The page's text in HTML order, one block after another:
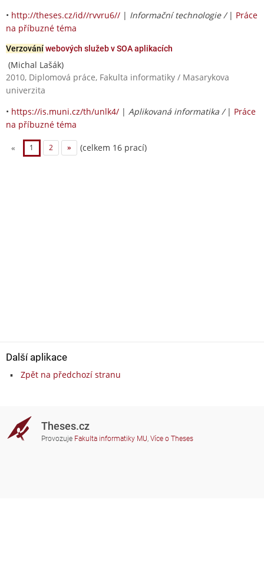
• http://theses.cz/id//rvvru6// | Informační technologie / | Práce
na příbuzné téma
Verzováníwebových služeb v SOA aplikacích
(Michal Lašák)
2010, Diplomová práce, Fakulta informatiky / Masarykova
univerzita
• https://is.muni.cz/th/unlk4/ | Aplikovaná informatika / | Práce
na příbuzné téma
« 1 2 » (celkem 16 prací)
Další aplikace
Zpět na předchozí stranu
Theses.cz
Provozuje Fakulta informatiky MU, Více o Theses